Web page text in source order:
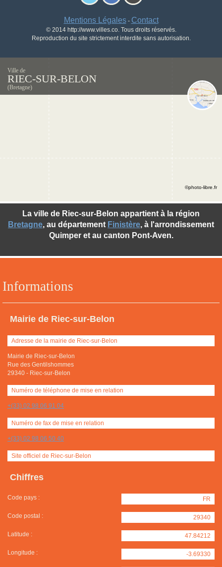
Mentions Légales- Contact
© 2014 http://www.villes.co. Tous droits réservés.
Reproduction du site strictement interdite sans autorisation.
Ville de
RIEC-SUR-BELON
(Bretagne)
Informations
Mairie de Riec-sur-Belon
Adresse de la mairie de Riec-sur-Belon
Mairie de Riec-sur-Belon
Rue des Gentilshommes
29340 - Riec-sur-Belon
Numéro de téléphone de mise en relation
+(33) 02 98 06 91 04
Numéro de fax de mise en relation
+(33) 02 98 06 50 40
Site officiel de Riec-sur-Belon
Chiffres
Code pays : FR
Code postal : 29340
Latitude : 47.84212
Longitude : -3.69330
La ville de Riec-sur-Belon appartient à la région
Bretagne, au département Finistère, à l'arrondissement
Quimper et au canton Pont-Aven.
©photo-libre.fr